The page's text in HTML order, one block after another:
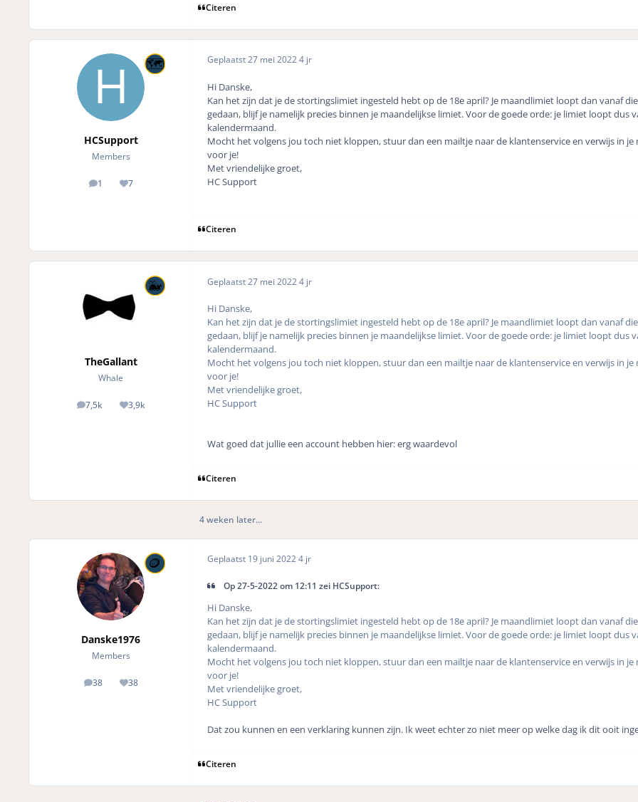
Citeren
HCSupport
Members
1
posts 7
Reputation
Geplaatst27 mei 20224 jr
Hi Danske,
Kan het zijn dat je de stortingslimiet ingesteld hebt op de 18e april? Je maandlimiet loopt dan vanaf
gedaan, blijf je namelijk precies binnen je maandelijkse limiet. Voor de goede orde: je limiet loopt
kalendermaand.
Mocht het volgens jou toch niet kloppen, stuur dan een mailtje naar de klantenservice en verwijs in
voor je!
Met vriendelijke groet,
HC Support
Citeren
TheGallant
Whale
7,5k
posts 3,9k
Reputation
Geplaatst27 mei 20224 jr
Hi Danske,
Kan het zijn dat je de stortingslimiet ingesteld hebt op de 18e april? Je maandlimiet loopt dan vanaf
gedaan, blijf je namelijk precies binnen je maandelijkse limiet. Voor de goede orde: je limiet loopt
kalendermaand.
Mocht het volgens jou toch niet kloppen, stuur dan een mailtje naar de klantenservice en verwijs in
voor je!
Met vriendelijke groet,
HC Support
Wat goed dat jullie een account hebben hier: erg waardevol
Citeren
4 weken later...
Danske1976
Members
38
posts 38
Reputation
Geplaatst 19 juni 20224 jr
Op 27-5-2022 om 12:11 zei HCSupport:
Hi Danske,
Kan het zijn dat je de stortingslimiet ingesteld hebt op de 18e april? Je maandlimiet loopt dan vanaf
gedaan, blijf je namelijk precies binnen je maandelijkse limiet. Voor de goede orde: je limiet loopt
kalendermaand.
Mocht het volgens jou toch niet kloppen, stuur dan een mailtje naar de klantenservice en verwijs in
voor je!
Met vriendelijke groet,
HC Support
Dat zou kunnen en een verklaring kunnen zijn. Ik weet echter zo niet meer op welke dag ik dit ooit
Citeren